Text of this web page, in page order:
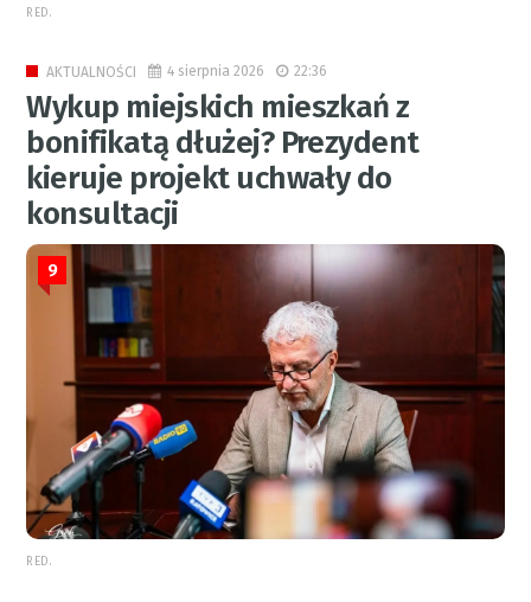
RED.
AKTUALNOŚCI 4 sierpnia 2026 22:36
Wykup miejskich mieszkań z
bonifikatą dłużej? Prezydent
kieruje projekt uchwały do
konsultacji
9
RED.